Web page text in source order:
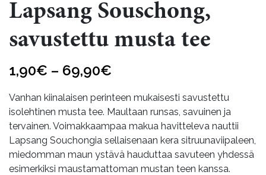
Lapsang Souschong,
savustettu musta tee
1,90€ – 69,90€
1,90€
-
69,90€
Vanhan kiinalaisen perinteen mukaisesti savustettu
isolehtinen musta tee. Maultaan runsas, savuinen ja
tervainen. Voimakkaampaa makua havitteleva nauttii
Lapsang Souchongia sellaisenaan kera sitruunaviipaleen,
miedomman maun ystävä hauduttaa savuteen yhdessä
esimerkiksi maustamattoman mustan teen kanssa.